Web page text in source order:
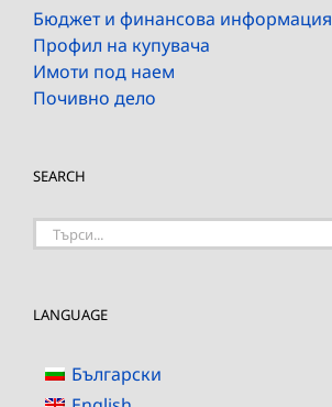
Бюджет и финансова информация
Профил на купувача
Имоти под наем
Почивно дело
SEARCH
Търсене
LANGUAGE
Български